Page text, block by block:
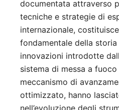
documentata attraverso
tecniche e strategie di
internazionale,
fondamentale della
innovazioni introdotte
sistema di messa a
meccanismo di
ottimizzato, hanno